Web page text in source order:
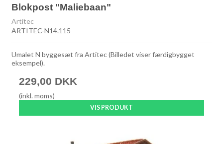
Blokpost "Maliebaan"
Artitec
ARTITEC-N14.115
Umalet N byggesæt fra Artitec (Billedet viser færdigbygget
eksempel).
229,00 DKK
(inkl. moms)
VIS PRODUKT